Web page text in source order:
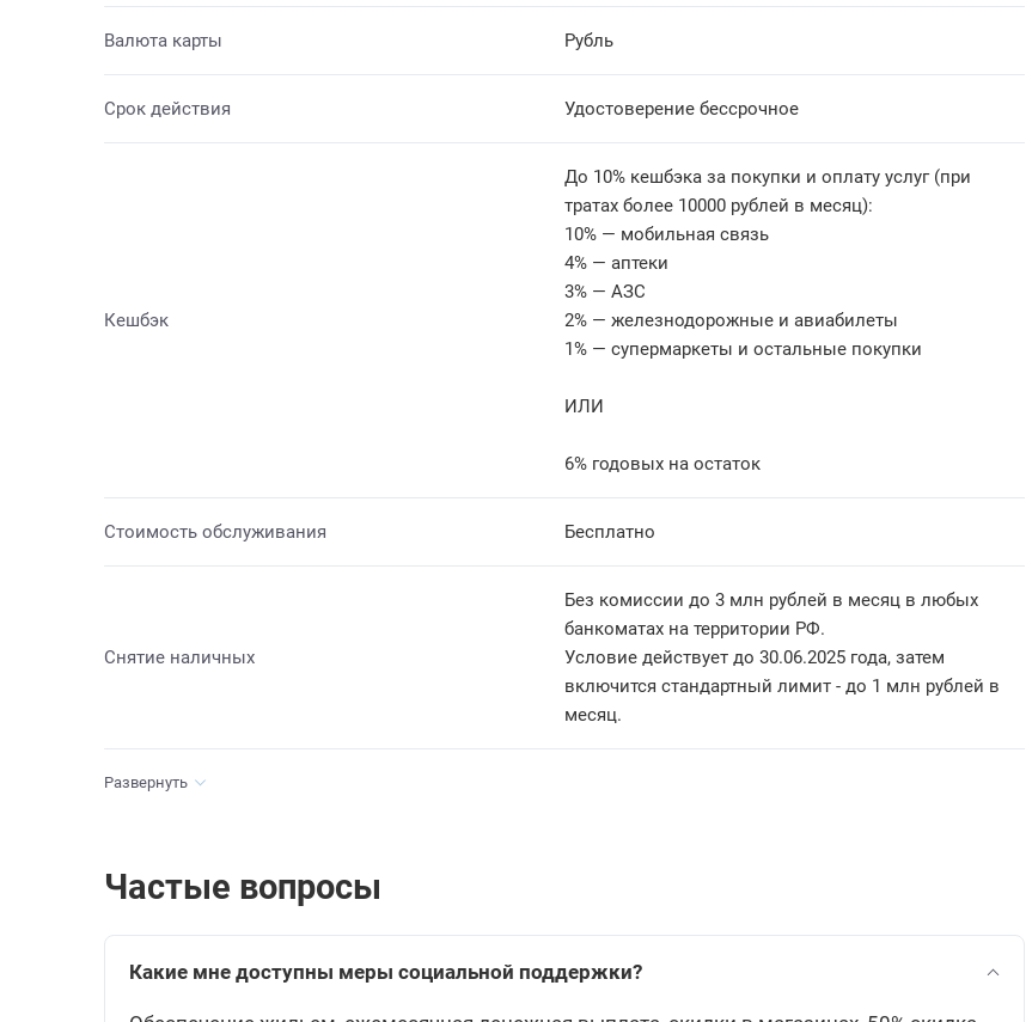
Валюта карты Рубль
Срок действия Удостоверение бессрочное
Кешбэк
До 10% кешбэка за покупки и оплату услуг (при
тратах более 10000 рублей в месяц):
10% — мобильная связь
4% — аптеки
3% — АЗС
2% — железнодорожные и авиабилеты
1% — супермаркеты и остальные покупки
ИЛИ
6% годовых на остаток
Стоимость обслуживания Бесплатно
Снятие наличных
Без комиссии до 3 млн рублей в месяц в любых
банкоматах на территории РФ.
Условие действует до 30.06.2025 года, затем
включится стандартный лимит - до 1 млн рублей в
месяц.
Развернуть
Частые вопросы
Какие мне доступны меры социальной поддержки?